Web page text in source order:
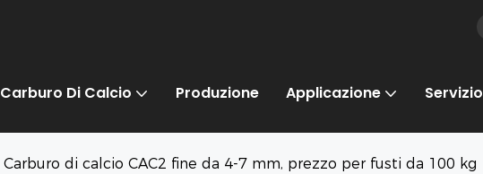
Carburo Di Calcio Produzione Applicazione Servizio
Carburo di calcio CAC2 fine da 4-7 mm, prezzo per fusti da 100 kg